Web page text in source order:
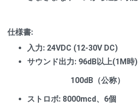
仕様書:
入力: 24VDC (12-30V DC)
サウンド出力: 96dB以上(1M時)
100dB（公称）
ストロボ: 8000mcd、6個